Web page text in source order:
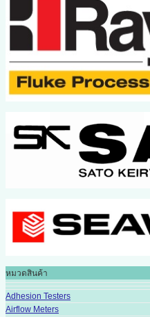
หมวดสินค้า
Adhesion Testers
Airflow Meters